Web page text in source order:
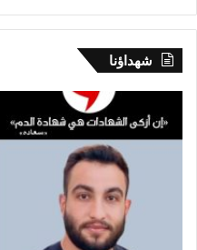
شهداؤنا